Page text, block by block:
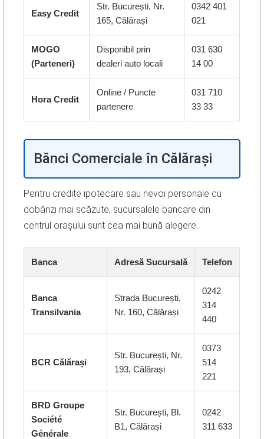
Easy Credit
Str. București, Nr.
165, Călărași
0342 401
021
MOGO
(Parteneri)
Disponibil prin
dealeri auto locali
031 630
14 00
Hora Credit
Online / Puncte
partenere
031 710
33 33
Bănci Comerciale în Călărași
Pentru credite ipotecare sau nevoi personale cu
dobânzi mai scăzute, sucursalele bancare din
centrul orașului sunt cea mai bună alegere.
Banca Adresă Sucursală Telefon
Banca
Transilvania
Strada București,
Nr. 160, Călărași
0242
314
440
BCR Călărași
Str. București, Nr.
193, Călărași
0373
514
221
BRD Groupe
Société
Générale
Str. București, Bl.
B1, Călărași
0242
311 633